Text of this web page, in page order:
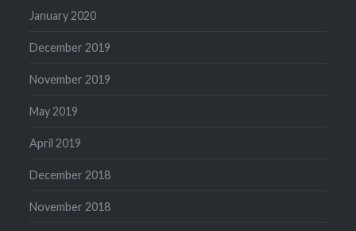
January 2020
December 2019
November 2019
May 2019
April 2019
December 2018
November 2018